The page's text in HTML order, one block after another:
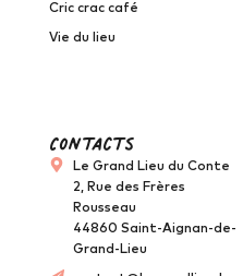
Cric crac café
Vie du lieu
Contacts
Le Grand Lieu du Conte
2, Rue des Frères
Rousseau
44860 Saint-Aignan-de-
Grand-Lieu